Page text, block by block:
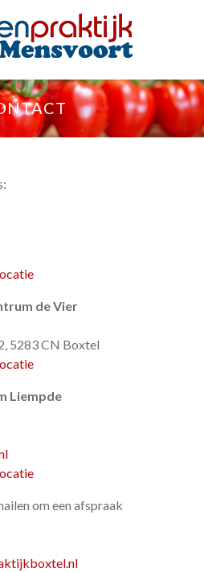
de Vier
5283 CN Boxtel
Liempde
om een afspraak